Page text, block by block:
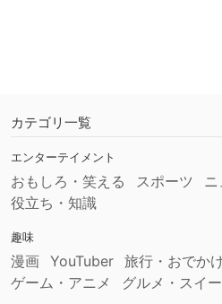
カテゴリ一覧
エンターテイメント
おもしろ・笑える スポーツ ニ
役立ち・知識
趣味
漫画 YouTuber 旅行・おでか
ゲーム・アニメ
グルメ・スイ